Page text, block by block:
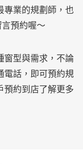
專業的規劃師，也
言預約喔～
窗型與需求，不論
電話，即可預約規
預約到店了解更多